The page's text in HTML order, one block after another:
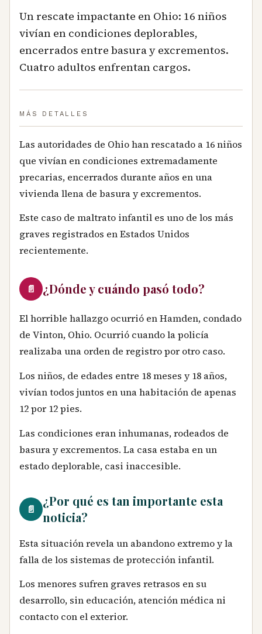
Un rescate impactante en Ohio: 16 niños
vivían en condiciones deplorables,
encerrados entre basura y excrementos.
Cuatro adultos enfrentan cargos.
MÁS DETALLES
Las autoridades de Ohio han rescatado a 16 niños
que vivían en condiciones extremadamente
precarias, encerrados durante años en una
vivienda llena de basura y excrementos.
Este caso de maltrato infantil es uno de los más
graves registrados en Estados Unidos
recientemente.
📄 ¿Dónde y cuándo pasó todo?
El horrible hallazgo ocurrió en Hamden, condado
de Vinton, Ohio. Ocurrió cuando la policía
realizaba una orden de registro por otro caso.
Los niños, de edades entre 18 meses y 18 años,
vivían todos juntos en una habitación de apenas
12 por 12 pies.
Las condiciones eran inhumanas, rodeados de
basura y excrementos. La casa estaba en un
estado deplorable, casi inaccesible.
📄
¿Por qué es tan importante esta
noticia?
Esta situación revela un abandono extremo y la
falla de los sistemas de protección infantil.
Los menores sufren graves retrasos en su
desarrollo, sin educación, atención médica ni
contacto con el exterior.